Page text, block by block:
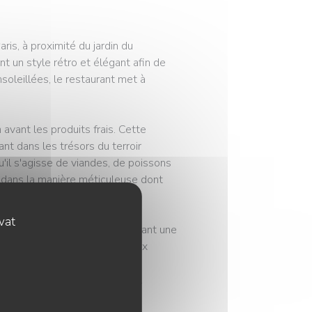
à proximité du jardin du
un style rétro et élégant afin de
le restaurant met à
les produits frais. Cette
dans les trésors du terroir
s'agisse de viandes, de poissons
la manière méticuleuse dont
bistronomique en proposant une
adéquate. Les prestigieux
fierté sur la façade de
sont au cœur de Georgette.